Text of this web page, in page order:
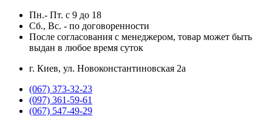
Пн.- Пт. с 9 до 18
Сб., Вс. - по договоренности
После согласования с менеджером, товар может быть
выдан в любое время суток
г. Киев, ул. Новоконстантиновская 2а
(067) 373-32-23
(097) 361-59-61
(067) 547-49-29